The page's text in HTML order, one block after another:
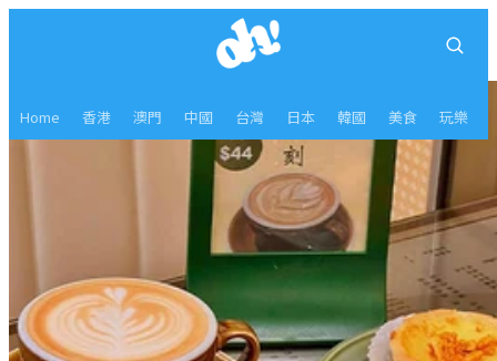
Home 香港 澳門 中國 台灣 日本 韓國 美食 玩樂